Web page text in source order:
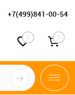
+7(499)841-00-54
0 0